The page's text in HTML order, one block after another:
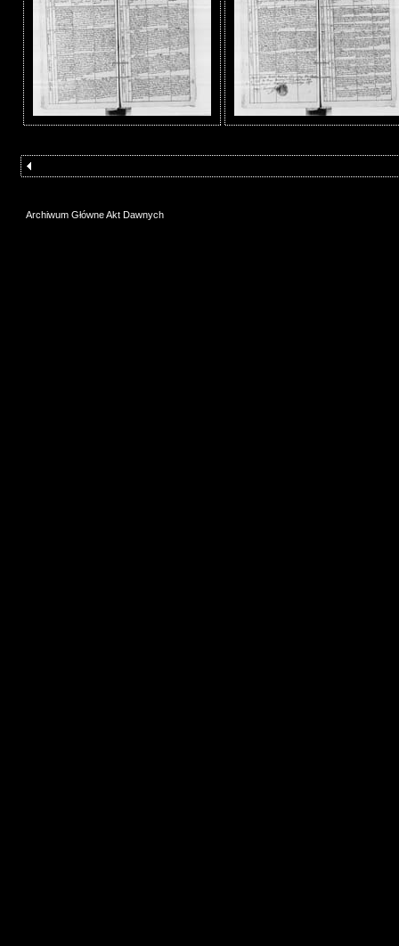
Archiwum Główne Akt Dawnych